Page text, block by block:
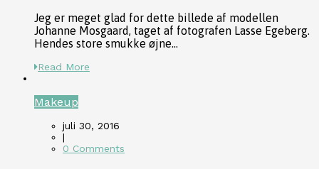
Jeg er meget glad for dette billede af modellen
Johanne Mosgaard, taget af fotografen Lasse Egeberg.
Hendes store smukke øjne...
Read More
Makeup
juli 30, 2016
|
0 Comments